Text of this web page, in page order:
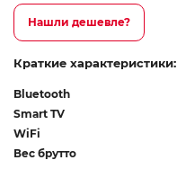
Нашли дешевле?
Краткие характеристики:
Bluetooth
Smart TV
WiFi
Вес брутто